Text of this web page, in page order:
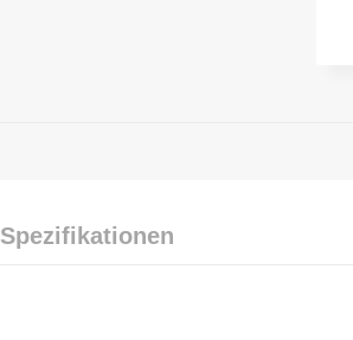
Spezifikationen